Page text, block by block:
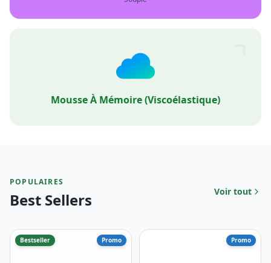
Mousse À Mémoire (viscoélastique)
POPULAIRES
Best Sellers Voir tout
Bestseller Promo Promo